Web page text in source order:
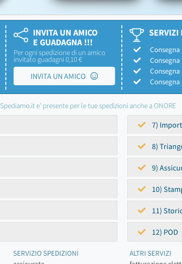
INVITA UN AMICO
E GUADAGNA !!!
Per ogni spedizione di un amico
invitato guadagni 0,10 €
INVITA UN AMICO
SERVIZI
Consegna
Spediamo.it e' presente per le tue spedizioni anche a ONORE
7)
8)
9)
10)
11)
12) POD
SERVIZIO SPEDIZIONI
ALTRI SERVIZI